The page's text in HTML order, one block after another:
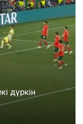
дүркін